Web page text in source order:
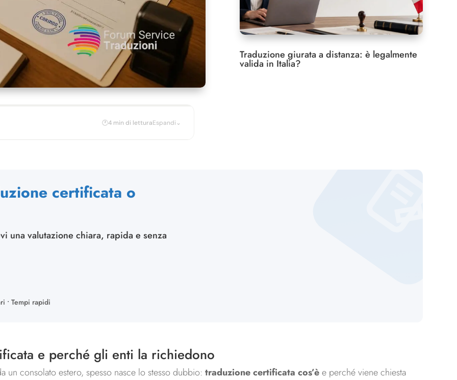
🕐4 min di letturaEspandi ⌄
professionale
certificata
Traduzione giurata a distanza: è legalmente
valida in Italia?
certificata o
una valutazione chiara, rapida e senza
• Tempi rapidi
e perché gli enti la richiedono
un consolato estero, spesso nasce lo stesso dubbio:traduzione certificata cos’èe perché viene chiesta